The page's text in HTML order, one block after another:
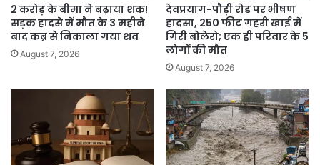
2 करोड़ के बीमा ने बढ़ाया शक!
सड़क हादसे में मौत के 3 महीने
बाद कब्र से निकाला गया शव
August 7, 2026
देवप्रयाग-पौड़ी रोड पर भीषण
हादसा, 250 फीट गहरी खाई में
गिरी बोलेरो; एक ही परिवार के 5
लोगों की मौत
August 7, 2026